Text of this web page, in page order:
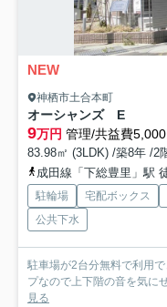
NEW
神栖市土合本町
オーシャンズ E
9万円 管理/共益費5,000
83.98㎡ (3LDK) /築8年 /2
成田線「下総豊里」駅
駐輪場 宅配ボックス
公共下水
駐車場が2台分無料で利用
プなので上下階の音を気に
見る